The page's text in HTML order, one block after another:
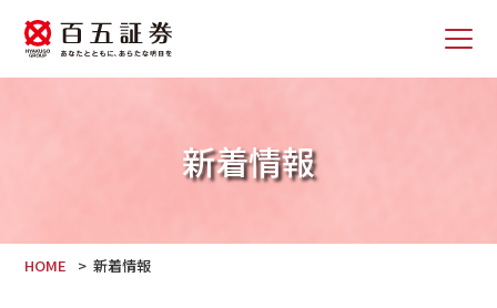
新着情報
HOME 新着情報